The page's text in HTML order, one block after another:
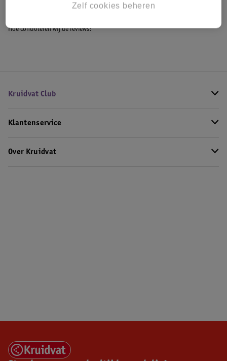
Alle Warmtekussen
Hoe controleren wij de reviews?
Kruidvat Club
Klantenservice
Over Kruidvat
Zelf cookies beheren